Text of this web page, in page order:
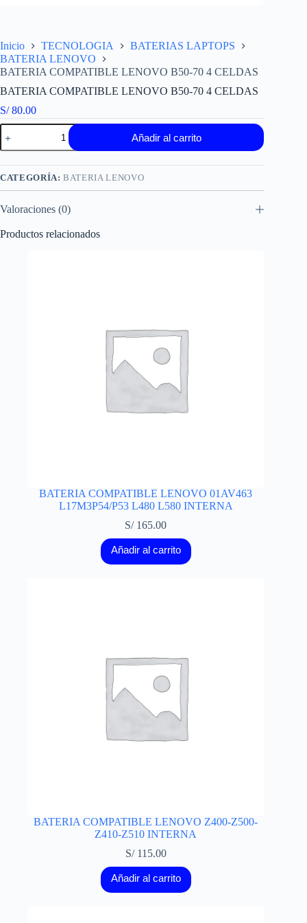
Inicio TECNOLOGIA
BATERIAS LAPTOPS
BATERIA LENOVO
BATERIA COMPATIBLE LENOVO B50-70 4 CELDAS
BATERIA COMPATIBLE LENOVO B50-70 4 CELDAS
S/80.00
BATERIA
COMPATIBLE
LENOVO
B50-
70
cantidad
Añadir al carrito
CATEGORÍA:BATERIA LENOVO
Valoraciones (0)
Productos relacionados
BATERIA COMPATIBLE LENOVO 01AV463
L17M3P54/P53 L480 L580 INTERNA
S/165.00
Añadir al carrito
BATERIA COMPATIBLE LENOVO Z400-Z500-
Z410-Z510 INTERNA
S/115.00
Añadir al carrito